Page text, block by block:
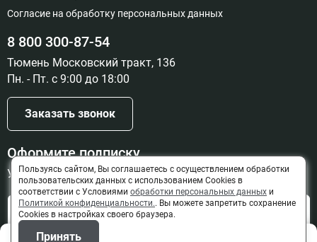
Подключение правый, Цвет
анодирование
60 131 руб
Доступно под заказ
18
Подключение правый, Цвет
решетка полимерная - черное
анодирование
60 131 руб
Доступно под заказ
Согласие на обработку персональных данных
8 800 300-87-54
Тюмень Московский тракт, 136
Пн. - Пт. с 9:00 до 18:00
Заказать звонок
Оформите подписку
Узнайте о новинках и скидках первыми
Отправить
Нажимая на кнопку "Отправить", я даю своё согласие на
Пользуясь сайтом, Вы соглашаетесь с осуществлением обработки
пользовательских данных с использованием Cookies в
соответствии с Условиями обработки персональных данных и
Политикой конфиденциальности.. Вы можете запретить сохранение
Cookies в настройках своего браузера.
Принять